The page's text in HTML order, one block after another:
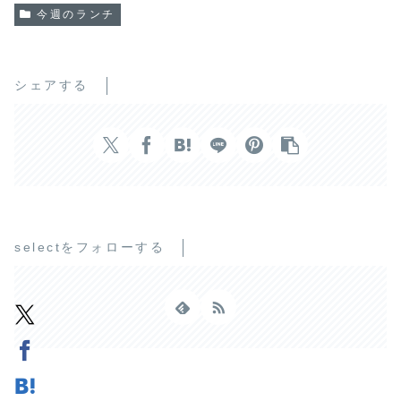
今週のランチ
シェアする
selectをフォローする